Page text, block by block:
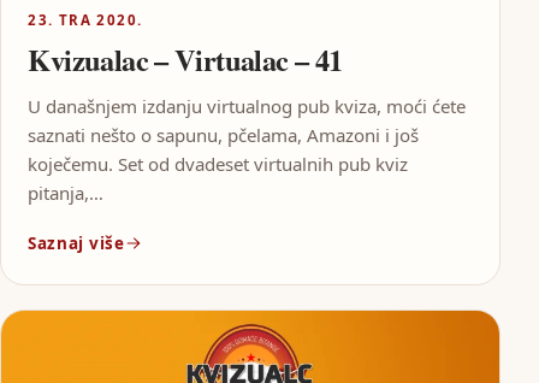
23. TRA 2020.
Kvizualac – Virtualac – 41
U današnjem izdanju virtualnog pub kviza, moći ćete
saznati nešto o sapunu, pčelama, Amazoni i još
koječemu. Set od dvadeset virtualnih pub kviz
pitanja,…
Saznaj više